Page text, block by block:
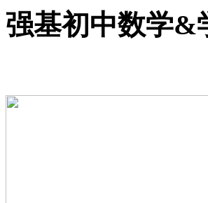
强基初中数学